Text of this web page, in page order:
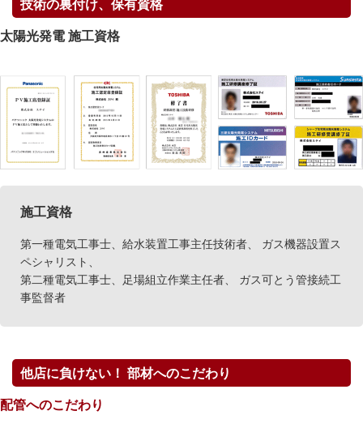
技術の裏付け、保有資格
太陽光発電 施工資格
施工資格
第一種電気工事士、給水装置工事主任技術者、 ガス機器設置ス
ペシャリスト、
第二種電気工事士、足場組立作業主任者、 ガス可とう管接続工
事監督者
他店に負けない！ 部材へのこだわり
配管へのこだわり